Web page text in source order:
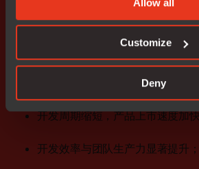
Customize
Deny
速适应新流程。
目前，松下电工已在传感器终端、系
线中成功部署IAR Build Tools for
嵌入式软件开发的命令行工具链。实
开发周期缩短，产品上市速度加
开发效率与团队生产力显著提升；